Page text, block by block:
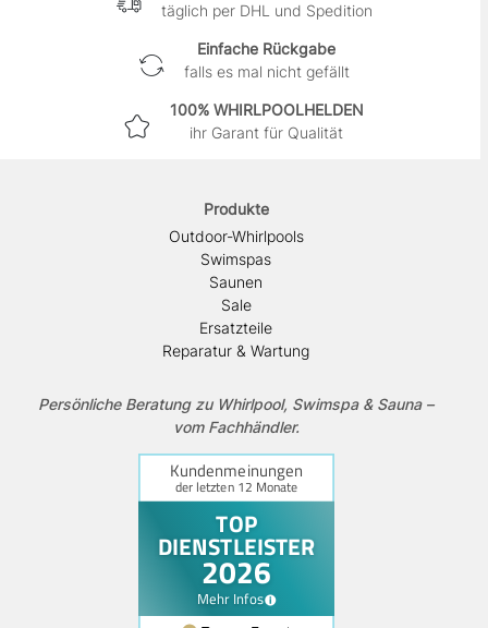
täglich per DHL und Spedition
Einfache Rückgabe
falls es mal nicht gefällt
100% WHIRLPOOLHELDEN
ihr Garant für Qualität
Produkte
Outdoor-Whirlpools
Swimspas
Saunen
Sale
Ersatzteile
Reparatur & Wartung
Persönliche Beratung zu Whirlpool, Swimspa & Sauna –
vom Fachhändler.